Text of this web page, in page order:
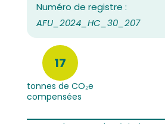
AFU_2024_HC_30_207
17
tonnes de CO₂e
compensées